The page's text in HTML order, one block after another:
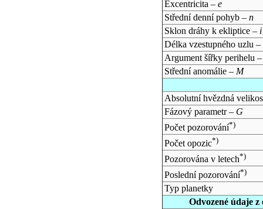
Excentricita – e
Střední denní pohyb – n
Sklon dráhy k ekliptice – i
Délka vzestupného uzlu –
Argument šířky perihelu
Střední anomálie – M
Absolutní hvězdná
Fázový parametr – G
Počet pozorování*)
Počet opozic*)
Pozorována v letech*)
Poslední pozorování*)
Typ planetky
Odvozené údaje